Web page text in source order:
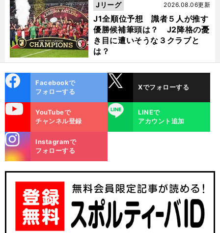
J1全順位予想 識者５人が推す
優勝候補筆頭は？ J2降格の憂
き目に遭いそうな３クラブと
は？
2026.08.06更新
Jリーグ
ok
Facebookで
フォローする
Xでフォローする
YouTubeで
チャンネル登録
LINE
LINEで
アカウント追加
m
Instagramで
フォローする